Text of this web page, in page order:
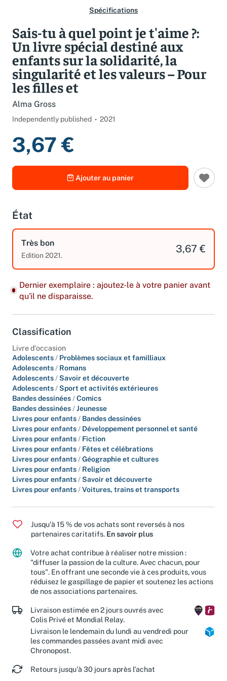
Sais-tu à quel point je t'aime ?:
Un livre spécial destiné aux
enfants sur la solidarité, la
singularité et les valeurs – Pour
les filles et
3,67 €
Ajouter au panier
État
Très bon 3,67 €
Dernier exemplaire : ajoutez-le à votre panier avant
qu'il ne disparaisse.
Classification
Livre d'occasion
Adolescents / Problèmes sociaux et familliaux
Adolescents / Romans
Adolescents / Savoir et découverte
Adolescents/Sport et activités extérieures
Bandes dessinées / Comics
Bandes dessinées/ Jeunesse
Livres pour enfants / Bandes dessinées
Livres pour enfants / Développement personnel et santé
Livres pour enfants / Fiction
Livres pour enfants /Fêtes et célébrations
Livres pour enfants / Géographie et cultures
Livres pour enfants / Religion
Livres pour enfants /Savoir et découverte
Jusqu'à 15 % de vos achats sont reversés à nos
partenaires caritatifs.
En savoir plus
Votre achat contribue à réaliser notre mission :
"diffuser la passion de la culture. Avec chacun, pour
tous". En offrant une seconde vie à ces produits, vous
réduisez le gaspillage de papier et soutenez les actions
de nos associations partenaires.
Livraison estimée en 2 jours ouvrés avec
Colis Privé et Mondial Relay.
Livraison le lendemain du lundi au vendredi pour
les commandes passées avant midi avec
Chronopost.
Retours jusqu'à 30 jours après l'achat